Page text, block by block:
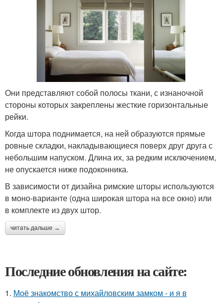
Они представляют собой полосы ткани, с изнаночной
стороны которых закреплены жесткие горизонтальные
рейки.
Когда штора поднимается, на ней образуются прямые
ровные складки, накладывающиеся поверх друг друга с
небольшим напуском. Длина их, за редким исключением,
не опускается ниже подоконника.
В зависимости от дизайна римские шторы используются
в моно-варианте (одна широкая штора на все окно) или
в комплекте из двух штор.
читать дальше →
Последние обновления на сайте:
1. Моё знакомство с михайловским замком - и я в